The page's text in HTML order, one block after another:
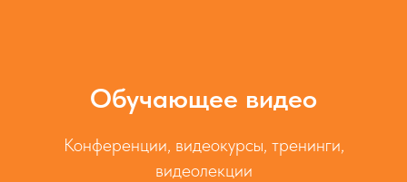
Обучающее видео
Конференции, видеокурсы, тренинги,
видеолекции